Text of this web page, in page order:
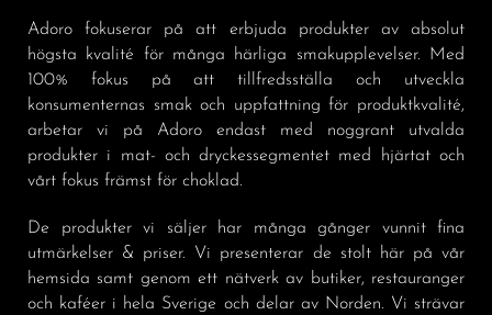
Adoro fokuserar på att erbjuda produkter av absolut
högsta kvalité för många härliga smakupplevelser. Med
100% fokus på att tillfredsställa och utveckla
konsumenternas smak och uppfattning för produktkvalité,
arbetar vi på Adoro endast med noggrant utvalda
produkter i mat- och dryckessegmentet med hjärtat och
vårt fokus främst för choklad.
De produkter vi säljer har många gånger vunnit fina
utmärkelser & priser. Vi presenterar de stolt här på vår
hemsida samt genom ett nätverk av butiker, restauranger
och kaféer i hela Sverige och delar av Norden. Vi strävar